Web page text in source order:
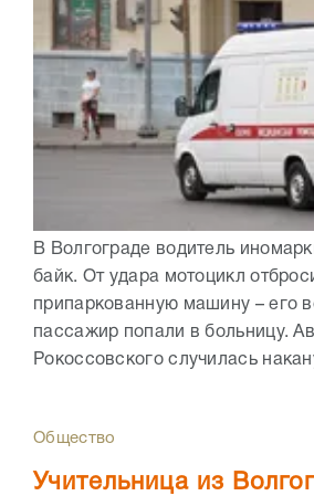
В Волгограде водитель
байк. От удара мотоцикл
припаркованную машину – его
пассажир попали в больницу.
Рокоссовского случилась
Общество
Учительница из